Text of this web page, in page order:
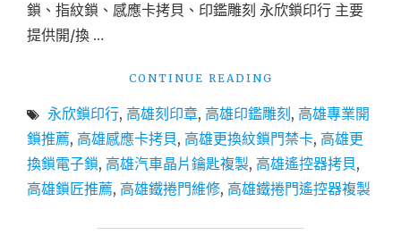
鎖、指紋鎖、感應卡拷貝、印鑑雕刻 永欣鎖印行 主要
提供開/換 …
CONTINUE READING
鎖
匠
薦：
永
鎖
永欣鎖印行, 高雄刻印章, 高雄印鑑雕刻, 高雄專業開
鎖推薦, 高雄感應卡拷貝, 高雄更換紋鎖門禁卡, 高雄更
換鎖電子鎖, 高雄汽車晶片鑰匙複製, 高雄遙控器拷貝,
高雄鎖匠推薦, 高雄鐵捲門維修, 高雄鐵捲門遙控器複製